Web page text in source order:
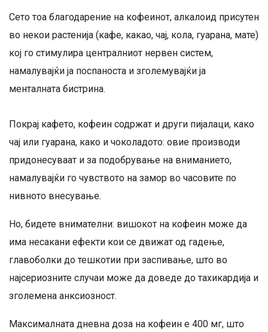
Сето тоа благодарение на кофеинот, алкалоид присутен
во некои растенија (кафе, какао, чај, кола, гуарана, мате)
кој го стимулира централниот нервен систем,
намалувајќи ја поспаноста и зголемувајќи ја
менталната бистрина.
Покрај кафето, кофеин содржат и други пијалаци, како
чај или гуарана, како и чоколадото: овие производи
придонесуваат и за подобрување на вниманието,
намалувајќи го чувството на замор во часовите по
нивното внесување.
Но, бидете внимателни: вишокот на кофеин може да
има несакани ефекти кои се движат од гадење,
главоболки до тешкотии при заспивање, што во
најсериозните случаи може да доведе до тахикардија и
зголемена анксиозност.
Максималната дневна доза на кофеин е 400 мг, што